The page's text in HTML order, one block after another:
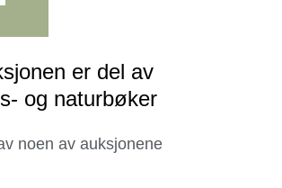
er del av
og naturbøker
noen av auksjonene